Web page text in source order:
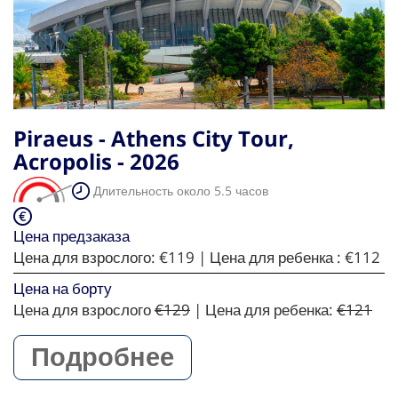
Piraeus - Athens City Tour,
Acropolis - 2026
Длительность около 5.5 часов
Цена предзаказа
Цена для взрослого: €119 | Цена для ребенка : €112
Цена на борту
Цена для взрослого€129 | Цена для ребенка: €121
Подробнее